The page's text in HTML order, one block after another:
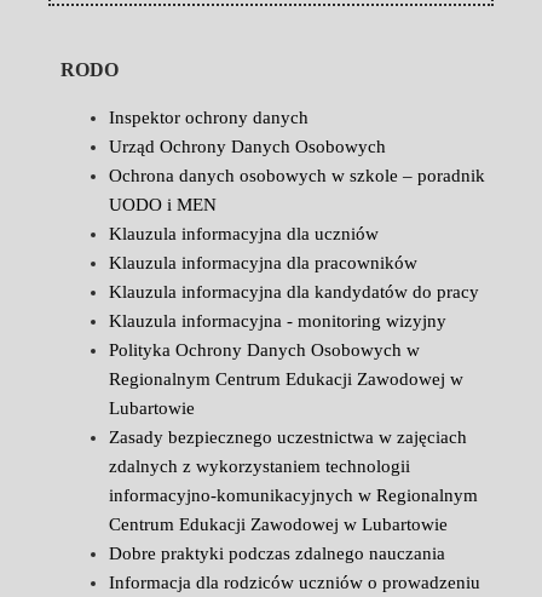
RODO
Inspektor ochrony danych
Urząd Ochrony Danych Osobowych
Ochrona danych osobowych w szkole – poradnik
UODO i MEN
Klauzula informacyjna dla uczniów
Klauzula informacyjna dla pracowników
Klauzula informacyjna dla kandydatów do pracy
Klauzula informacyjna - monitoring wizyjny
Polityka Ochrony Danych Osobowych w
Regionalnym Centrum Edukacji Zawodowej w
Lubartowie
Zasady bezpiecznego uczestnictwa w zajęciach
zdalnych z wykorzystaniem technologii
informacyjno-komunikacyjnych w Regionalnym
Centrum Edukacji Zawodowej w Lubartowie
Dobre praktyki podczas zdalnego nauczania
Informacja dla rodziców uczniów o prowadzeniu